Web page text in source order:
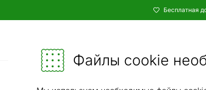
Файлы cookie
Бесплатная
Мебель и убранство - ON24